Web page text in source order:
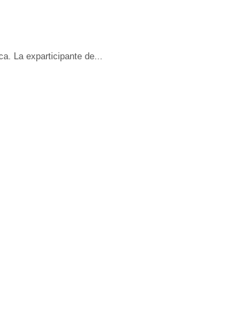
La exparticipante de...